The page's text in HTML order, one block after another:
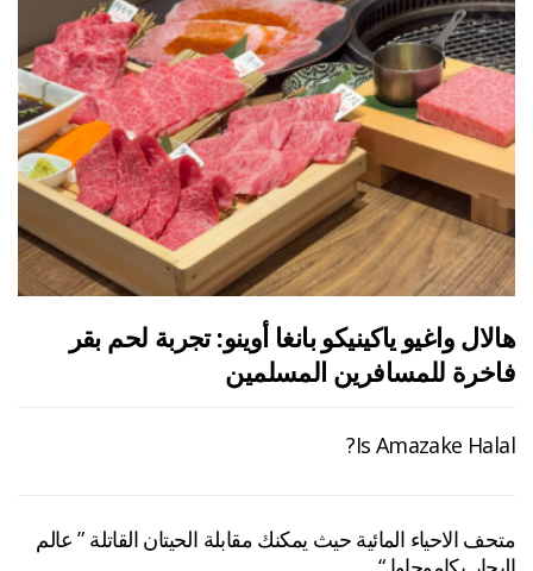
هالال واغيو ياكينيكو بانغا أوينو: تجربة لحم بقر
فاخرة للمسافرين المسلمين
Is Amazake Halal?
متحف الاحياء المائية حيث يمكنك مقابلة الحيتان القاتلة ” عالم